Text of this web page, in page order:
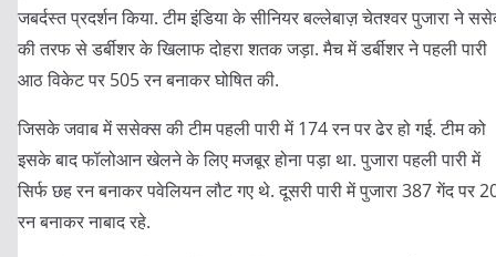
जबर्दस्त प्रदर्शन किया. टीम इंडिया के सीनियर बल्लेबाज़ चेतश्वर पुजारा ने
की तरफ से डर्बीशर के खिलाफ दोहरा शतक जड़ा. मैच में डर्बीशर ने पहली पारी
आठ विकेट पर 505 रन बनाकर घोषित की.
जिसके जवाब में ससेक्स की टीम पहली पारी में 174 रन पर ढेर हो गई. टीम को
इसके बाद फॉलोआन खेलने के लिए मजबूर होना पड़ा था. पुजारा पहली पारी में
सिर्फ छह रन बनाकर पवेलियन लौट गए थे. दूसरी पारी में पुजारा 387 गेंद पर
रन बनाकर नाबाद रहे.